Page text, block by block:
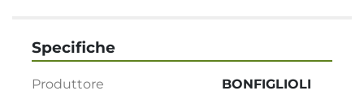
Specifiche
Produttore BONFIGLIOLI